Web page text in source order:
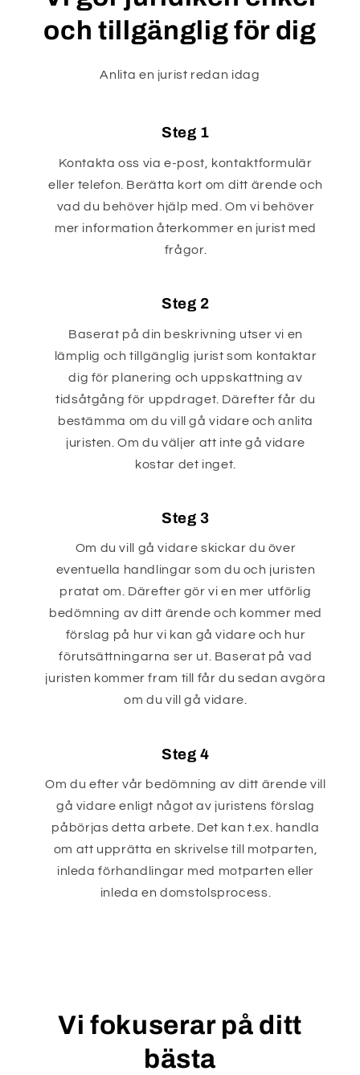
och tillgänglig för dig
Anlita en jurist redan idag
Steg 1
Kontakta oss via e-post, kontaktformulär
eller telefon. Berätta kort om ditt ärende och
vad du behöver hjälp med. Om vi behöver
mer information återkommer en jurist med
frågor.
Steg 2
Baserat på din beskrivning utser vi en
lämplig och tillgänglig jurist som kontaktar
dig för planering och uppskattning av
tidsåtgång för uppdraget. Därefter får du
bestämma om du vill gå vidare och anlita
juristen. Om du väljer att inte gå vidare
kostar det inget.
Steg 3
Om du vill gå vidare skickar du över
eventuella handlingar som du och juristen
pratat om. Därefter gör vi en mer utförlig
bedömning av ditt ärende och kommer med
förslag på hur vi kan gå vidare och hur
förutsättningarna ser ut. Baserat på vad
juristen kommer fram till får du sedan avgöra
om du vill gå vidare.
Steg 4
Om du efter vår bedömning av ditt ärende vill
gå vidare enligt något av juristens förslag
påbörjas detta arbete. Det kan t.ex. handla
om att upprätta en skrivelse till motparten,
inleda förhandlingar med motparten eller
inleda en domstolsprocess.
Vi fokuserar på ditt
bästa